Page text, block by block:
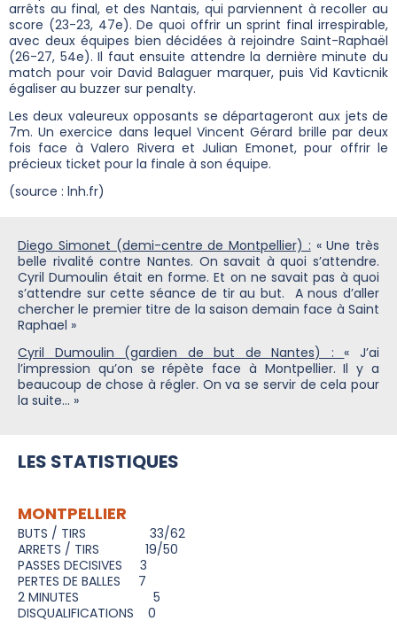
arrêts au final, et des Nantais, qui parviennent à recoller au
score (23-23, 47e). De quoi offrir un sprint final irrespirable,
avec deux équipes bien décidées à rejoindre Saint-Raphaël
(26-27, 54e). Il faut ensuite attendre la dernière minute du
match pour voir David Balaguer marquer, puis Vid Kavticnik
égaliser au buzzer sur penalty.
Les deux valeureux opposants se départageront aux jets de
7m. Un exercice dans lequel Vincent Gérard brille par deux
fois face à Valero Rivera et Julian Emonet, pour offrir le
précieux ticket pour la finale à son équipe.
(source : lnh.fr)
Diego Simonet (demi-centre de Montpellier) : « Une très
belle rivalité contre Nantes. On savait à quoi s’attendre.
Cyril Dumoulin était en forme. Et on ne savait pas à quoi
s’attendre sur cette séance de tir au but. A nous d’aller
chercher le premier titre de la saison demain face à Saint
Raphael »
Cyril Dumoulin (gardien de but de Nantes) :« J’ai
l’impression qu’on se répète face à Montpellier. Il y a
beaucoup de chose à régler. On va se servir de cela pour
la suite… »
LES STATISTIQUES
MONTPELLIER
BUTS / TIRS 33/62
ARRETS / TIRS 19/50
PASSES DECISIVES 3
PERTES DE BALLES 7
2 MINUTES 5
DISQUALIFICATIONS 0